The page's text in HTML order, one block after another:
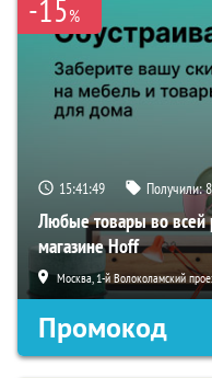
-15%
15:41:48 Получили:
Любые товары во всей
магазине Hoff
Москва, 1-й Волоколамский
Промокод